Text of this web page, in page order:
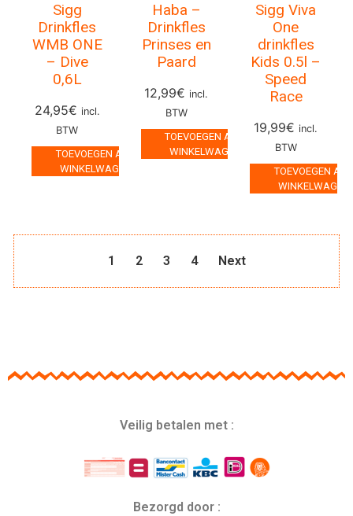
Sigg
Drinkfles
WMB ONE
– Dive
0,6L
24,95€ incl.
BTW
TOEVOEGEN AAN
WINKELWAGEN
Haba –
Drinkfles
Prinses en
Paard
12,99€ incl.
BTW
TOEVOEGEN AAN
WINKELWAGEN
Sigg Viva
One
drinkfles
Kids 0.5l –
Speed
Race
19,99€ incl.
BTW
TOEVOEGEN
WINKELWAGEN
1 2 3 4 Next
Veilig betalen met :
Bezorgd door :